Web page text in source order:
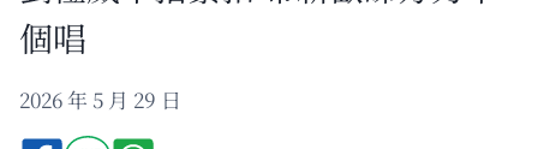
個唱
2026 年 5 月 29 日